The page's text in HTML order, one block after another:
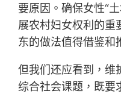
要原因。确保女性“
展农村妇女权利的重
东的做法值得借鉴和
但我们还应看到，维
综合社会课题，既要